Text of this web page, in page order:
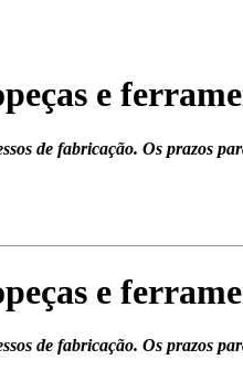
e
de fabricação. Os prazos
e
de fabricação. Os prazos